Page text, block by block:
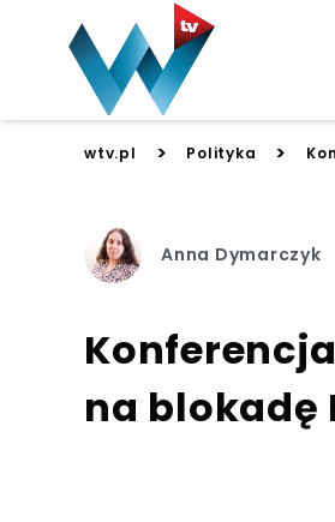
wtv.pl > Polityka >
Anna Dymarczyk
na blokadę